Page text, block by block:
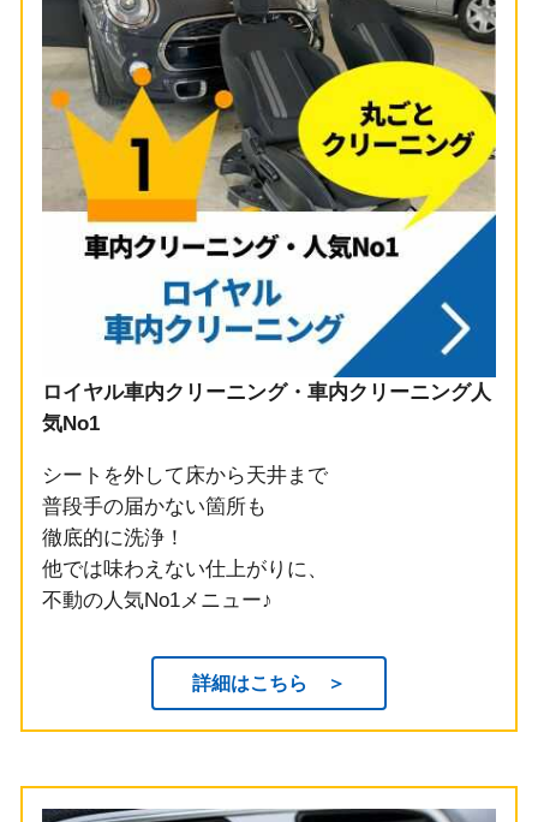
ロイヤル車内クリーニング・車内クリーニング人
気No1
シートを外して床から天井まで
普段手の届かない箇所も
徹底的に洗浄！
他では味わえない仕上がりに、
不動の人気No1メニュー♪
詳細はこちら ＞